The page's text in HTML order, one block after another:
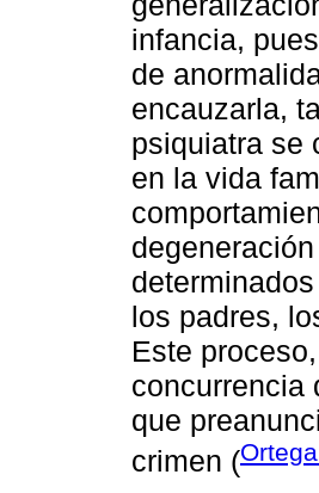
infancia,
de
encauzarla,
psiquiatra se
en la vida
los padres,
Este
concurrencia
que
crimen (